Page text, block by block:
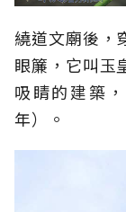
繞道文廟後，
眼簾，它叫玉
吸睛的建築
年）。